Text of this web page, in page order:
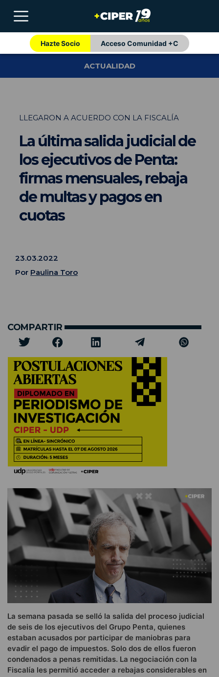
Hazte Socio Acceso Comunidad +C
ACTUALIDAD
LLEGARON A ACUERDO CON LA FISCALÍA
La última salida judicial de
los ejecutivos de Penta:
firmas mensuales, rebaja
de multas y pagos en
cuotas
23.03.2022
Por Paulina Toro
COMPARTIR
La semana pasada se selló la salida del proceso judicial
de seis de los ejecutivos del Grupo Penta, quienes
estaban acusados por participar de maniobras para
evadir el pago de impuestos. Solo dos de ellos fueron
condenados a penas remitidas. La negociación con la
Fiscalía les permitió acceder a rebajas considerables en